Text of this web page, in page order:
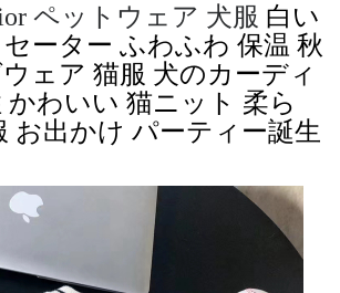
ペットウェア 犬服 白い
ーター ふわふわ 保温 秋
ェア 猫服 犬のカーディ
かわいい 猫ニット 柔ら
お出かけ パーティー誕生